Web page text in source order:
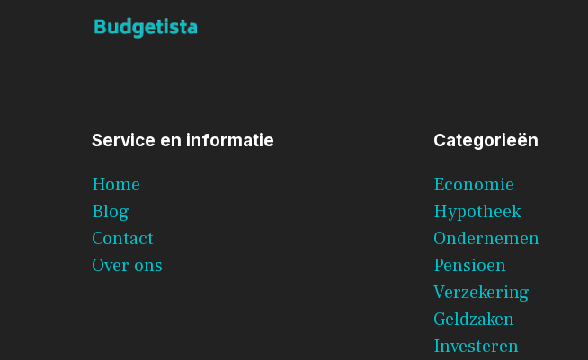
Service en informatie
Home
Blog
Contact
Over ons
Categorieën
Economie
Hypotheek
Ondernemen
Pensioen
Verzekering
Geldzaken
Investeren